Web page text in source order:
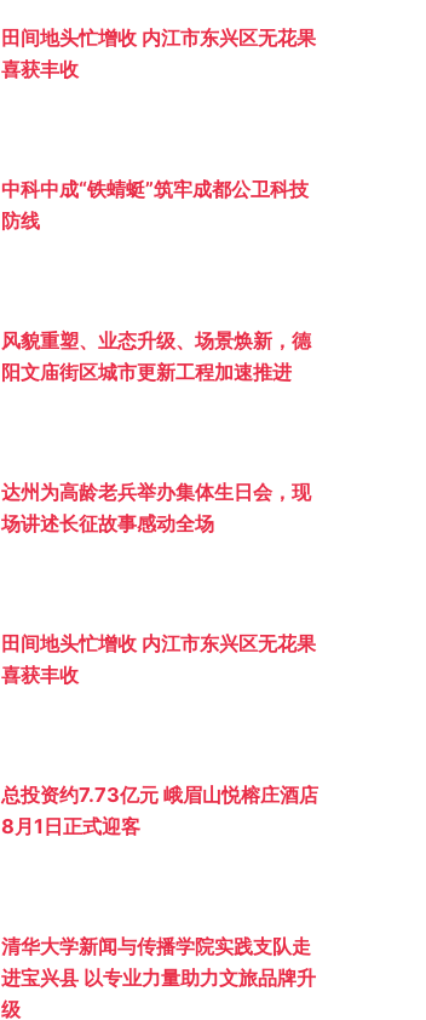
田间地头忙增收 内江市东兴区无花果
喜获丰收
中科中成“铁蜻蜓”筑牢成都公卫科技
防线
风貌重塑、业态升级、场景焕新，德
阳文庙街区城市更新工程加速推进
达州为高龄老兵举办集体生日会，现
场讲述长征故事感动全场
田间地头忙增收 内江市东兴区无花果
喜获丰收
总投资约‌7.73亿元 峨眉山悦榕庄酒店
8月1日正式迎客
清华大学新闻与传播学院实践支队走
进宝兴县 以专业力量助力文旅品牌升
级